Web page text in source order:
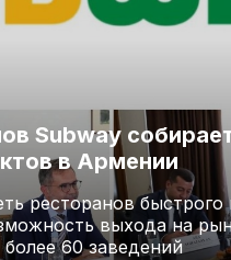
Subway
в Армении
ресторанов быстрого
выхода на
60 заведений